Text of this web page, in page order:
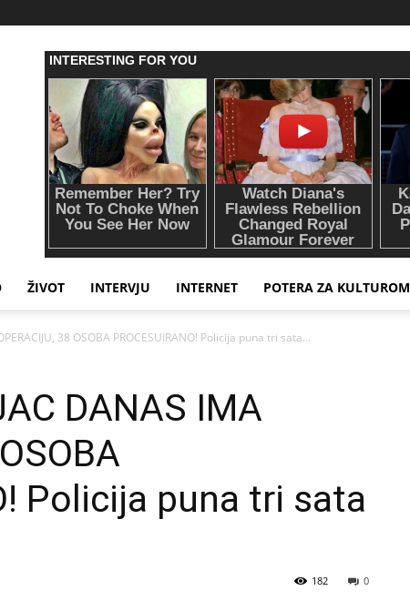
ŽIVOT INTERVJU INTERNET POTERA ZA KULTUROM
38 OSOBA PROCESUIRANO! Policija puna tri sata...
DANAS IMA
Policija puna tri sata
0
182